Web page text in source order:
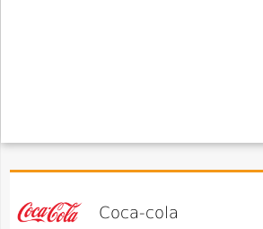
Coca-cola